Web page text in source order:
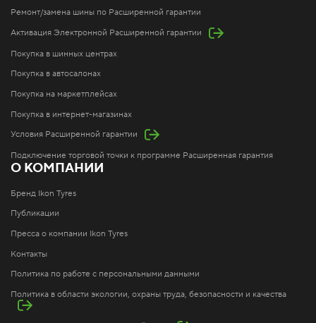
Ремонт/замена шины по Расширенной гарантии
Активация Электронной Расширенной гарантии
Покупка в шинных центрах
Покупка в автосалонах
Покупка на маркетплейсах
Покупка в интернет-магазинах
Условия Расширенной гарантии
Подключение торговой точки к программе Расширенная гарантия
О КОМПАНИИ
Бренд Ikon Tyres
Публикации
Пресса о компании Ikon Tyres
Контакты
Политика по работе с персональными данными
Политика в области экологии, охраны труда, безопасности и качества